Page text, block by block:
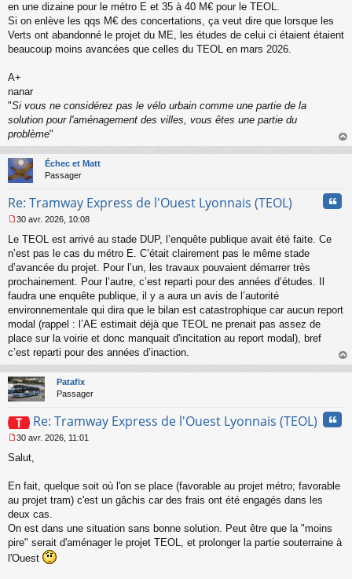
g
e
n
o
u
en une dizaine pour le métro E et 35 à 40 M€ pour le TEOL.
Si on enlève les qqs M€ des concertations, ça veut dire que lorsque les
Verts ont abandonné le projet du ME, les études de celui ci étaient étaient
beaucoup moins avancées que celles du TEOL en mars 2026.
A+
nanar
"Si vous ne considérez pas le vélo urbain comme une partie de la
solution pour l'aménagement des villes, vous êtes une partie du
problème"
au
Échec et Matt
Passager
Re: Tramway Express de l'Ouest Lyonnais (TEOL)
e
s
g
e
n
o
u
30 avr. 2026, 10:08
Le TEOL est arrivé au stade DUP, l’enquête publique avait été faite. Ce
n’est pas le cas du métro E. C’était clairement pas le même stade
d’avancée du projet. Pour l’un, les travaux pouvaient démarrer très
prochainement. Pour l’autre, c’est reparti pour des années d’études. Il
faudra une enquête publique, il y a aura un avis de l’autorité
environnementale qui dira que le bilan est catastrophique car aucun report
modal (rappel : l’AE estimait déjà que TEOL ne prenait pas assez de
place sur la voirie et donc manquait d'incitation au report modal), bref
c’est reparti pour des années d’inaction.
au
Patafix
Passager
Re: Tramway Express de l'Ouest Lyonnais (TEOL)
e
s
g
e
n
o
n
l
30 avr. 2026, 11:01
Salut,
En fait, quelque soit où l'on se place (favorable au projet métro; favorable
au projet tram) c'est un gâchis car des frais ont été engagés dans les
deux cas.
On est dans une situation sans bonne solution. Peut être que la "moins
pire" serait d'aménager le projet TEOL, et prolonger la partie souterraine à
l'Ouest